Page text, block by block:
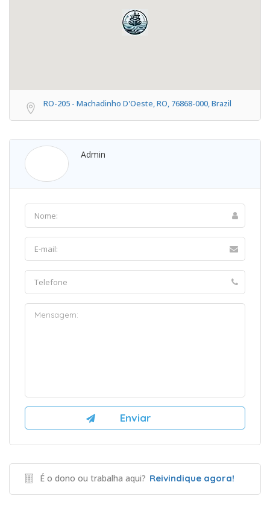
RO-205 - Machadinho D'Oeste, RO, 76868-000, Brazil
Admin
É o dono ou trabalha aqui? Reivindique agora!